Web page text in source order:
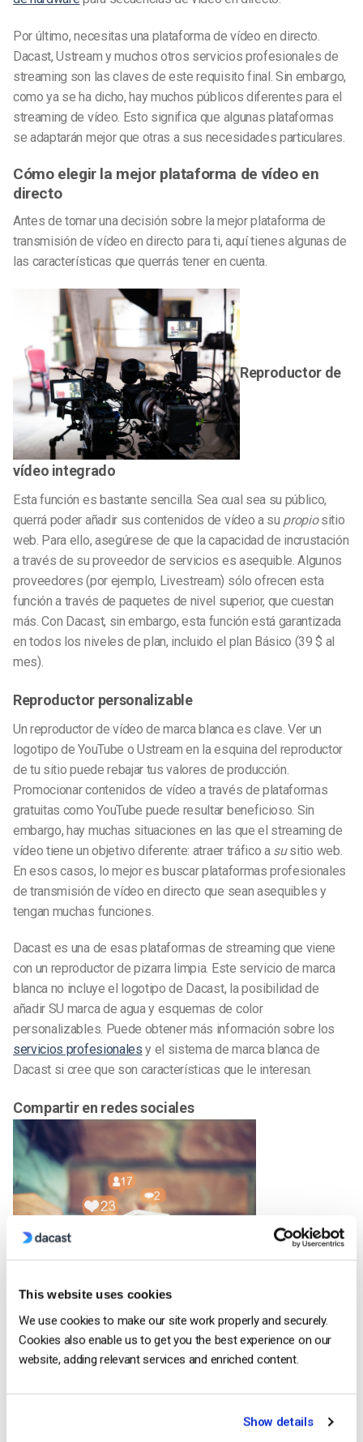
This website uses cookies
We use cookies to make our site work properly and securely.
Cookies also enable us to get you the best experience on our
website, adding relevant services and enriched content.
Show details
Por último, necesitas una plataforma de vídeo en directo.
Dacast, Ustream y muchos otros servicios profesionales de
streaming son las claves de este requisito final. Sin embargo,
como ya se ha dicho, hay muchos públicos diferentes para el
streaming de vídeo. Esto significa que algunas plataformas
se adaptarán mejor que otras a sus necesidades particulares.
Cómo elegir la mejor plataforma de vídeo en
directo
Antes de tomar una decisión sobre la mejor plataforma de
transmisión de vídeo en directo para ti, aquí tienes algunas de
las características que querrás tener en cuenta.
Reproductor de
vídeo integrado
Esta función es bastante sencilla. Sea cual sea su público,
querrá poder añadir sus contenidos de vídeo a su propiositio
web. Para ello, asegúrese de que la capacidad de incrustación
a través de su proveedor de servicios es asequible. Algunos
proveedores (por ejemplo, Livestream) sólo ofrecen esta
función a través de paquetes de nivel superior, que cuestan
más. Con Dacast, sin embargo, esta función está garantizada
en todos los niveles de plan, incluido el plan Básico (39 $ al
mes).
Reproductor personalizable
Un reproductor de vídeo de marca blanca es clave. Ver un
logotipo de YouTube o Ustream en la esquina del reproductor
de tu sitio puede rebajar tus valores de producción.
Promocionar contenidos de vídeo a través de plataformas
gratuitas como YouTube puede resultar beneficioso. Sin
embargo, hay muchas situaciones en las que el streaming de
vídeo tiene un objetivo diferente: atraer tráfico a susitio web.
En esos casos, lo mejor es buscar plataformas profesionales
de transmisión de vídeo en directo que sean asequibles y
tengan muchas funciones.
Dacast es una de esas plataformas de streaming que viene
con un reproductor de pizarra limpia. Este servicio de marca
blanca no incluye el logotipo de Dacast, la posibilidad de
añadir SU marca de agua y esquemas de color
personalizables. Puede obtener más información sobre los
servicios profesionales y el sistema de marca blanca de
Dacast si cree que son características que le interesan.
Compartir en redes sociales
Amplíe sus opciones. Promocionar tu sitio web está muy bien,
pero quizá quieras que tu contenido de vídeo aumente la
participación en tus redes sociales. Aumenta tus “me gusta” y
tus seguidores. Una buena plataforma de vídeo en directo te
muro de Facebook. Dacast es un proveedor de servicios que
en las redes